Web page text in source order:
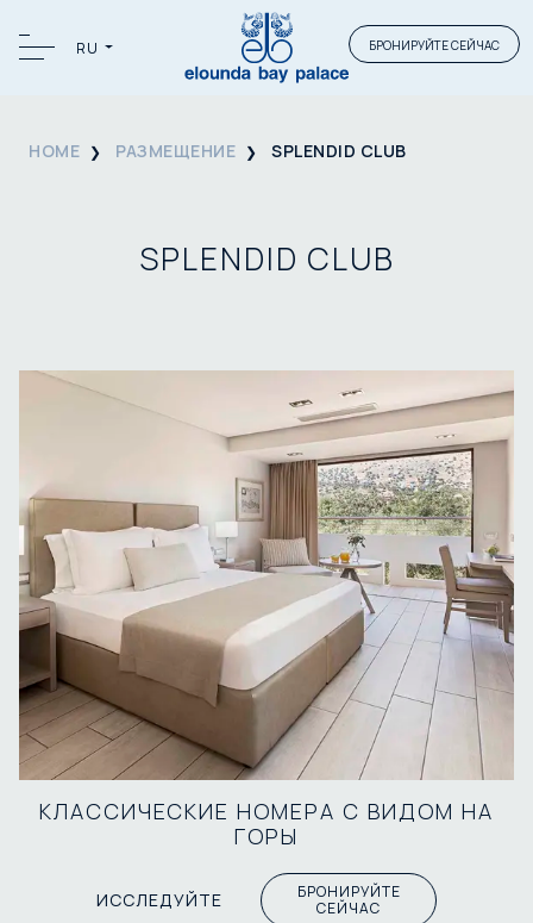
RU БРОНИРУЙТЕ СЕЙЧАС
HOME РАЗМЕЩЕНИЕ SPLENDID CLUB
SPLENDID CLUB
КЛАССИЧЕСКИЕ НОМЕРА С ВИДОМ НА
ГОРЫ
ИССЛЕДУЙТЕ
БРОНИРУЙТЕ
СЕЙЧАС